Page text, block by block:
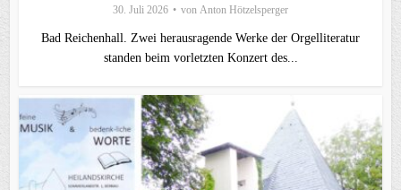
30. Juli 2026 von Anton Hötzelsperger
Bad Reichenhall. Zwei herausragende Werke der Orgelliteratur
standen beim vorletzten Konzert des...